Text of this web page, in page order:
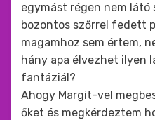
egymást régen nem látó
bozontos szőrrel fedett
magamhoz sem értem,
hány apa élvezhet ilyen
fantáziál?
Ahogy Margit-vel
őket és megkérdeztem